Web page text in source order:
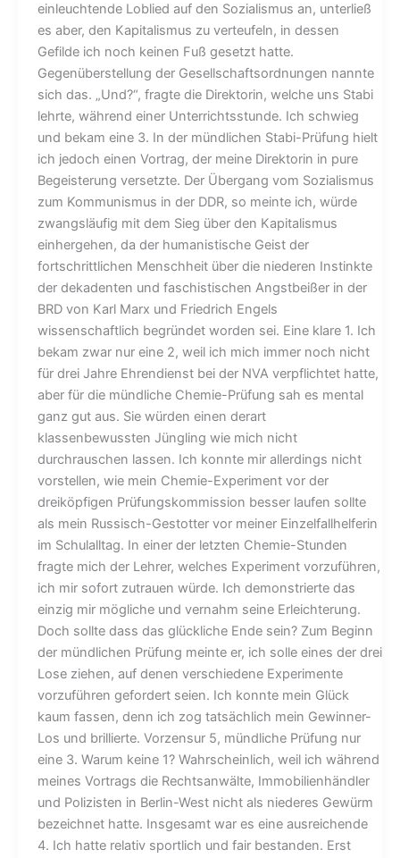
einleuchtende Loblied auf den Sozialismus an, unterließ
es aber, den Kapitalismus zu verteufeln, in dessen
Gefilde ich noch keinen Fuß gesetzt hatte.
Gegenüberstellung der Gesellschaftsordnungen nannte
sich das. „Und?“, fragte die Direktorin, welche uns Stabi
lehrte, während einer Unterrichtsstunde. Ich schwieg
und bekam eine 3. In der mündlichen Stabi-Prüfung hielt
ich jedoch einen Vortrag, der meine Direktorin in pure
Begeisterung versetzte. Der Übergang vom Sozialismus
zum Kommunismus in der DDR, so meinte ich, würde
zwangsläufig mit dem Sieg über den Kapitalismus
einhergehen, da der humanistische Geist der
fortschrittlichen Menschheit über die niederen Instinkte
der dekadenten und faschistischen Angstbeißer in der
BRD von Karl Marx und Friedrich Engels
wissenschaftlich begründet worden sei. Eine klare 1. Ich
bekam zwar nur eine 2, weil ich mich immer noch nicht
für drei Jahre Ehrendienst bei der NVA verpflichtet hatte,
aber für die mündliche Chemie-Prüfung sah es mental
ganz gut aus. Sie würden einen derart
klassenbewussten Jüngling wie mich nicht
durchrauschen lassen. Ich konnte mir allerdings nicht
vorstellen, wie mein Chemie-Experiment vor der
dreiköpfigen Prüfungskommission besser laufen sollte
als mein Russisch-Gestotter vor meiner Einzelfallhelferin
im Schulalltag. In einer der letzten Chemie-Stunden
fragte mich der Lehrer, welches Experiment vorzuführen,
ich mir sofort zutrauen würde. Ich demonstrierte das
einzig mir mögliche und vernahm seine Erleichterung.
Doch sollte dass das glückliche Ende sein? Zum Beginn
der mündlichen Prüfung meinte er, ich solle eines der drei
Lose ziehen, auf denen verschiedene Experimente
vorzuführen gefordert seien. Ich konnte mein Glück
kaum fassen, denn ich zog tatsächlich mein Gewinner-
Los und brillierte. Vorzensur 5, mündliche Prüfung nur
eine 3. Warum keine 1? Wahrscheinlich, weil ich während
meines Vortrags die Rechtsanwälte, Immobilienhändler
und Polizisten in Berlin-West nicht als niederes Gewürm
bezeichnet hatte. Insgesamt war es eine ausreichende
4. Ich hatte relativ sportlich und fair bestanden. Erst